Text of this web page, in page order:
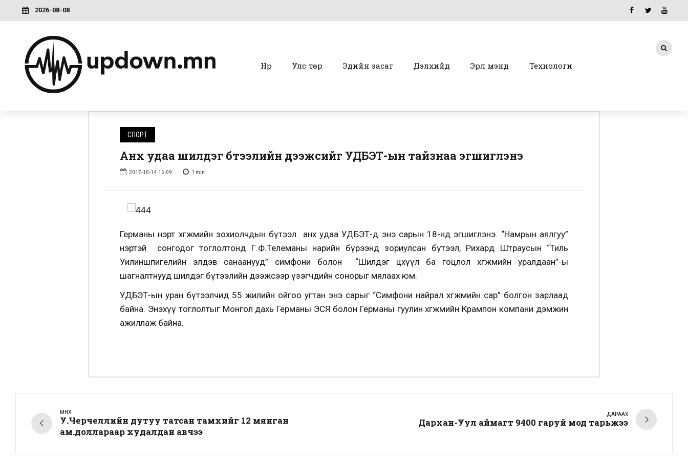
2026-08-08
Нүүр Улс төр Эдийн засаг Дэлхийд Эрүүл мэнд Технологи
СПОРТ
Анх удаа шилдэг бүтээлийн дээжсийг УДБЭТ-ын тайзнаа эгшиглэнэ
2017-10-14 16:09 1 min
Германы нэрт хөгжмийн зохиолчдын бүтээл анх удаа УДБЭТ-д энэ сарын 18-нд эгшиглэнэ. “Намрын аялгуу”
нэртэй сонгодог тоглолтонд Г.Ф.Телеманы нарийн бүрээнд зориулсан бүтээл, Рихард Штраусын “Тиль
Уилиншпигелийн элдэв санаанууд” симфони болон “Шилдэг цөөхүүл ба гоцлол хөгжмийн уралдаан”-ы
шагналтнууд шилдэг бүтээлийн дээжсээр үзэгчдийн сонорыг мялаах юм.
УДБЭТ-ын уран бүтээлчид 55 жилийн ойгоо угтан энэ сарыг “Симфони найрал хөгжмийн сар” болгон зарлаад
байна. Энэхүү тоглолтыг Монгол дахь Германы ЭСЯ болон Германы гуулин хөгжмийн Крампон компани дэмжин
ажиллаж байна.
ӨМНӨХ
У.Черчеллийн дутуу татсан тамхийг 12 мянган
ам.доллараар худалдан авчээ
ДАРААХ
Дархан-Уул аймагт 9400 гаруй мод тарьжээ